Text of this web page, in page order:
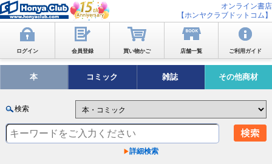
オンライン書店
【ホンヤクラブドットコム】
ログイン 会員登録 買い物かご 店舗一覧 ご利用ガイド
本 コミック 雑誌 その他商材
検索
詳細検索